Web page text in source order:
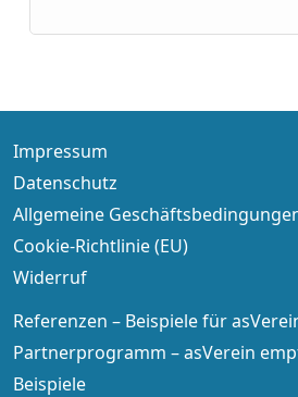
Impressum
Datenschutz
Allgemeine
Cookie-Richtlinie (EU)
Widerruf
Referenzen – Beispiele für
Partnerprogramm – asVerein
Beispiele